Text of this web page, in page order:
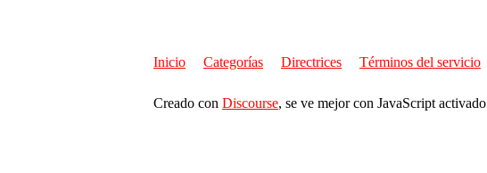
Inicio Categorías Directrices Términos del servicio
Creado con Discourse, se ve mejor con JavaScript activado